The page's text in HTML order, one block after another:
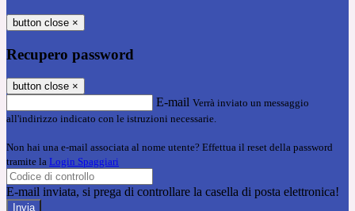
button close ×
Recupero password
button close ×
E-mail Verrà inviato un messaggio
all'indirizzo indicato con le istruzioni necessarie.
Non hai una e-mail associata al nome utente? Effettua il reset della password
tramite la Login Spaggiari
E-mail inviata, si prega di controllare la casella di posta elettronica!